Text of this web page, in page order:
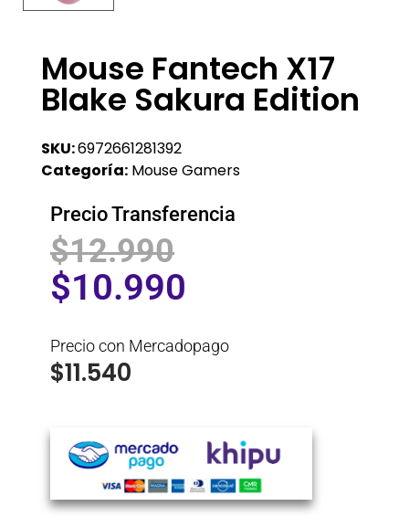
Mouse Fantech X17
Blake Sakura Edition
SKU:6972661281392
Categoría: Mouse Gamers
Precio Transferencia
$12.990
$10.990
Precio con Mercadopago
$11.540